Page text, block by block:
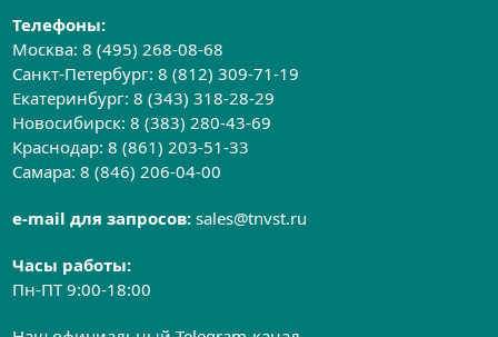
Телефоны:
Москва:8 (495) 268-08-68
Санкт-Петербург:8 (812) 309-71-19
Екатеринбург:8 (343) 318-28-29
Новосибирск:8 (383) 280-43-69
Краснодар:8 (861) 203-51-33
Самара:8 (846) 206-04-00
e-mail для запросов:sales@tnvst.ru
Часы работы:
Пн-ПТ 9:00-18:00